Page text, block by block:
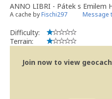
ANNO LIBRI - Pátek s Emilem
A cache byFischi297 Message
Difficulty:
Terrain:
Join now to view